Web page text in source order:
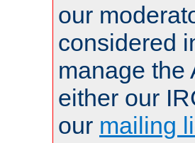
our
considered
manage the
either our
our mailing